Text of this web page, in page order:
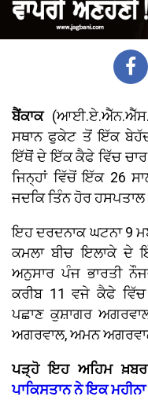
ਬੈਂਕਾਕ
ਸਥਾਨ ਫੁਕੇਟ ਤੋਂ ਇੱਕ
ਇੱਥੋਂ ਦੇ ਇੱਕ ਕੈਫੇ ਵਿੱਚ ਚਾਰ
ਜਿਨ੍ਹਾਂ ਵਿੱਚੋਂ ਇੱਕ 26
ਜਦਕਿ ਤਿੰਨ ਹੋਰ
ਇਹ ਦਰਦਨਾਕ ਘਟਨਾ 9
ਕਮਲਾ ਬੀਚ ਇਲਾਕੇ ਦੇ
ਅਨੁਸਾਰ ਪੰਜ ਭਾਰਤੀ
ਕਰੀਬ 11 ਵਜੇ ਕੈਫੇ
ਪਛਾਣ ਕੁਸ਼ਾਗਰ
ਅਗਰਵਾਲ, ਅਮਨ
ਪੜ੍ਹੋ ਇਹ ਅਹਿਮ
ਪਾਕਿਸਤਾਨ ਨੇ ਇਕ